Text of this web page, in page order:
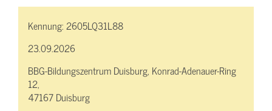
Kennung:2605LQ31L88
23.09.2026
BBG-Bildungszentrum Duisburg, Konrad-Adenauer-Ring
12,
47167 Duisburg